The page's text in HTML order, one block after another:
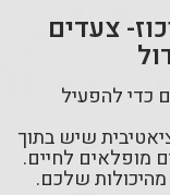
צעדים
כדי להפעיל
שיש בתוך
מופלאים לחיים.
שלכם.